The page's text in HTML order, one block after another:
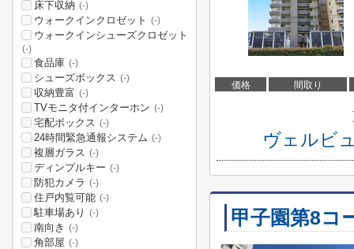
価格 間取り
ヴェルビ
甲子園第8コ
床下収納 (-)
ウォークインクロゼット (-)
ウォークインシューズクロゼット
(-)
食品庫 (-)
シューズボックス (-)
収納豊富 (-)
TVモニタ付インターホン (-)
宅配ボックス (-)
24時間緊急通報システム (-)
複層ガラス (-)
ディンプルキー (-)
防犯カメラ (-)
住戸内覧可能 (-)
駐車場あり (-)
南向き (-)
角部屋 (-)